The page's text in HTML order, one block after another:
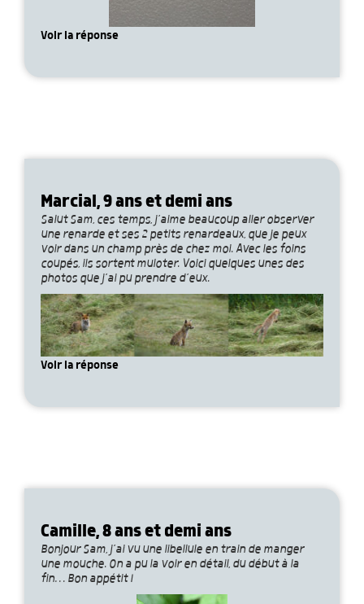
Voir la réponse
Marcial, 9 ans et demi ans
Salut Sam, ces temps, j’aime beaucoup aller observer
une renarde et ses 2 petits renardeaux, que je peux
voir dans un champ près de chez moi. Avec les foins
coupés, ils sortent muloter. Voici quelques unes des
photos que j’ai pu prendre d’eux.
Voir la réponse
Camille, 8 ans et demi ans
Bonjour Sam, j’ai vu une libellule en train de manger
une mouche. On a pu la voir en détail, du début à la
fin… Bon appétit !